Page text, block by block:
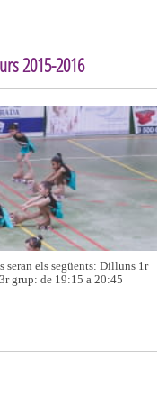
2015-2016
seran els següents: Dilluns 1r
grup: de 19:15 a 20:45